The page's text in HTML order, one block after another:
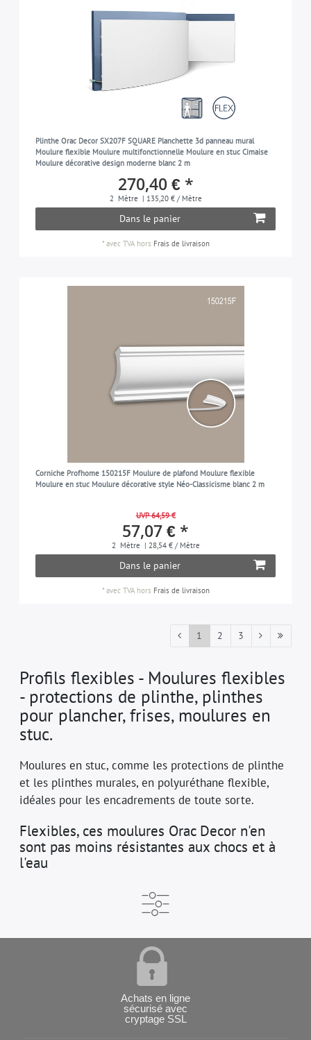
Plinthe Orac Decor SX207F SQUARE Planchette 3d panneau mural
Moulure flexible Moulure multifonctionnelle Moulure en stuc Cimaise
Moulure décorative design moderne blanc 2 m
270,40 € *
2 Mètre | 135,20 € / Mètre
Dans le panier
*avec TVAhors Frais de livraison
Corniche Profhome 150215F Moulure de plafond Moulure flexible
Moulure en stuc Moulure décorative style Néo-Classicisme blanc 2 m
UVP 64,59 €
57,07 € *
2 Mètre | 28,54 € / Mètre
Dans le panier
*avec TVAhors Frais de livraison
1 2 3
Profils flexibles - Moulures flexibles
- protections de plinthe, plinthes
pour plancher, frises, moulures en
stuc.
Moulures en stuc, comme les protections de plinthe
et les plinthes murales, en polyuréthane flexible,
idéales pour les encadrements de toute sorte.
Flexibles, ces moulures Orac Decor n'en
sont pas moins résistantes aux chocs et à
l'eau
Achats en ligne
sécurisé avec
cryptage SSL